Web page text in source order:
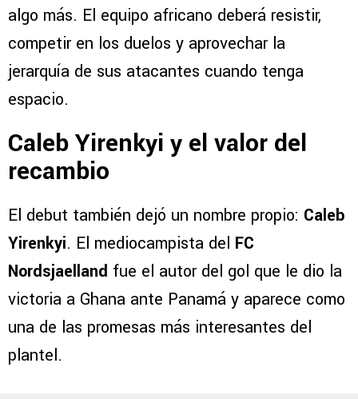
algo más. El equipo africano deberá resistir,
competir en los duelos y aprovechar la
jerarquía de sus atacantes cuando tenga
espacio.
Caleb Yirenkyi y el valor del
recambio
El debut también dejó un nombre propio: Caleb
Yirenkyi. El mediocampista del FC
Nordsjaelland fue el autor del gol que le dio la
victoria a Ghana ante Panamá y aparece como
una de las promesas más interesantes del
plantel.